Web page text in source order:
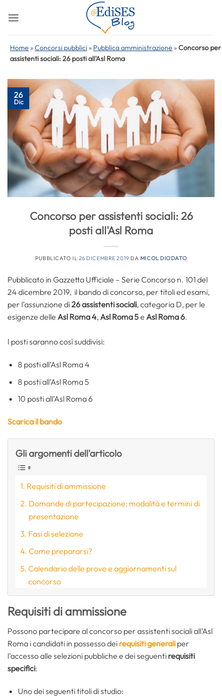
Home »Concorsi pubblici » Pubblica amministrazione »Concorso per
assistenti sociali: 26 posti all'Asl Roma
26
Dic
Concorso per assistenti sociali: 26
posti all'Asl Roma
PUBBLICATO IL 26 DICEMBRE 2019 DA MICOL DIODATO
Pubblicato in Gazzetta Ufficiale – Serie Concorso n. 101 del
24 dicembre 2019, il bando di concorso, per titoli ed esami,
per l’assunzione di26assistenti sociali, categoria D, per le
esigenze delle Asl Roma 4,Asl Roma 5e Asl Roma 6.
I posti saranno così suddivisi:
8 posti all’Asl Roma 4
8 posti all’Asl Roma 5
10 posti all’Asl Roma 6
Scarica il bando
Gli argomenti dell'articolo
Requisiti di ammissione
Domande di partecipazione: modalità e termini di
presentazione
Fasi di selezione
Come prepararsi?
Calendario delle prove e aggiornamenti sul
concorso
Requisiti di ammissione
Possono partecipare al concorso per assistenti sociali all’Asl
Roma i candidati in possesso dei requisiti generali per
l’accesso alle selezioni pubbliche e dei seguenti requisiti
specifici:
Uno dei seguenti titoli di studio: